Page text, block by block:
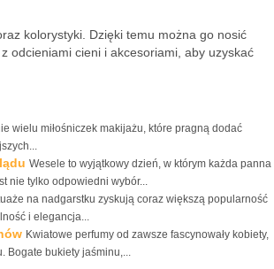
kolorystyki. Dzięki temu można go nosić
odcieniami cieni i akcesoriami, aby uzyskać
wielu miłośniczek makijażu, które pragną dodać
Wesele to wyjątkowy dzień, w którym każda panna
nie tylko odpowiedni wybór...
na nadgarstku zyskują coraz większą popularność
i elegancja...
Kwiatowe perfumy od zawsze fascynowały kobiety,
Bogate bukiety jaśminu,...